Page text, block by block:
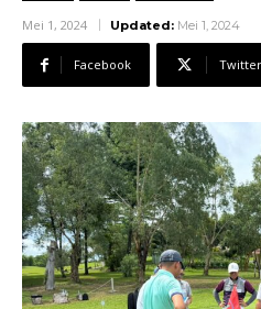
Mei 1, 2024 Updated: Mei 1, 2024
Facebook Twitter